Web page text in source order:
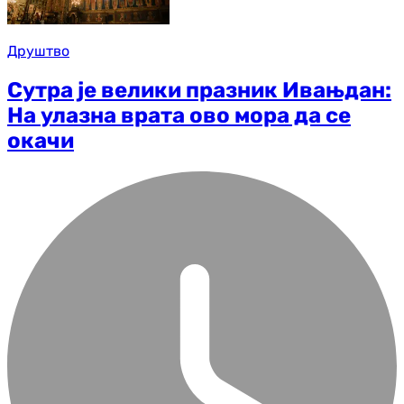
Друштво
Сутра је велики празник Ивањдан:
На улазна врата ово мора да се
окачи